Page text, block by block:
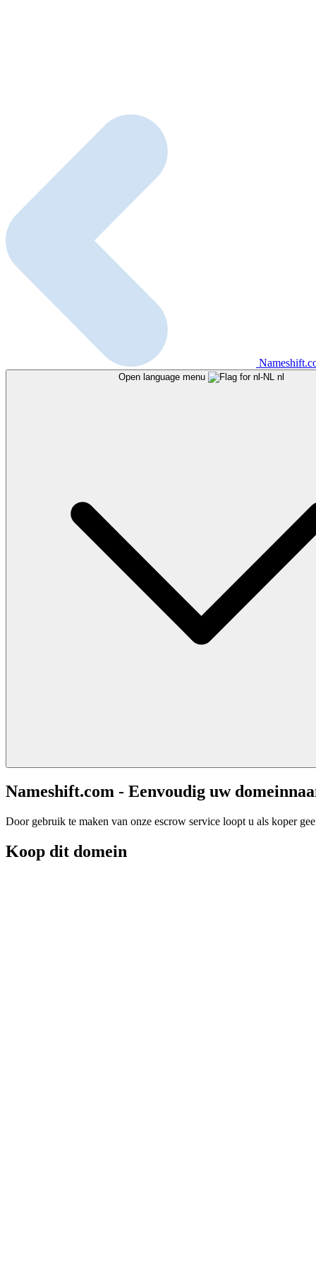
Open language menu nl
Nameshift.com - Eenvoudig uw
Door gebruik te maken van onze escrow service loopt u als koper
Koop dit domein